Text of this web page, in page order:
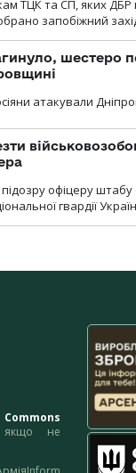
ТЦК та СП, яких
запобіжний
шестеро
атакували
офіцеру
гвардії
не